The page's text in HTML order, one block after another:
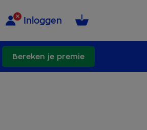
Inloggen
Bereken je premie